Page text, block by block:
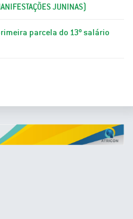
JUNINAS)
parcela do 13º salário